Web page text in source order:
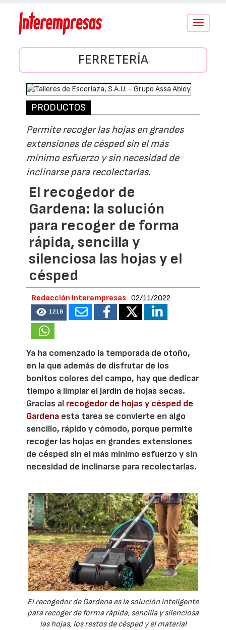
Conmutar
FERRETERÍA
PRODUCTOS
Permite recoger las hojas en grandes
extensiones de césped sin el más
mínimo esfuerzo y sin necesidad de
inclinarse para recolectarlas.
El recogedor de
Gardena: la solución
para recoger de forma
rápida, sencilla y
silenciosa las hojas y el
césped
Redacción Interempresas 02/11/2022
1218
Ya ha comenzado la temporada de otoño,
en la que además de disfrutar de los
bonitos colores del campo, hay que dedicar
tiempo a limpiar el jardín de hojas secas.
Gracias al recogedor de hojas y césped de
Gardena esta tarea se convierte en algo
sencillo, rápido y cómodo, porque permite
recoger las hojas en grandes extensiones
de césped sin el más mínimo esfuerzo y sin
necesidad de inclinarse para recolectarlas.
El recogedor de Gardena es la solución inteligente
para recoger de forma rápida, sencilla y silenciosa
las hojas, los restos de césped y el material